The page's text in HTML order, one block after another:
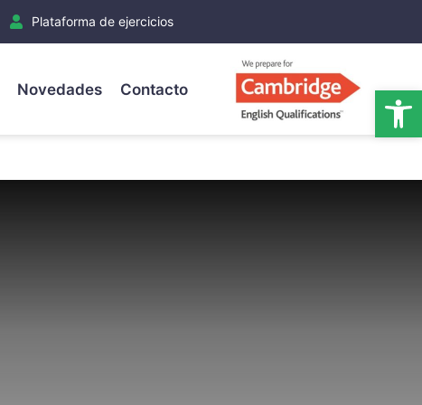
Plataforma de ejercicios
Novedades Contacto